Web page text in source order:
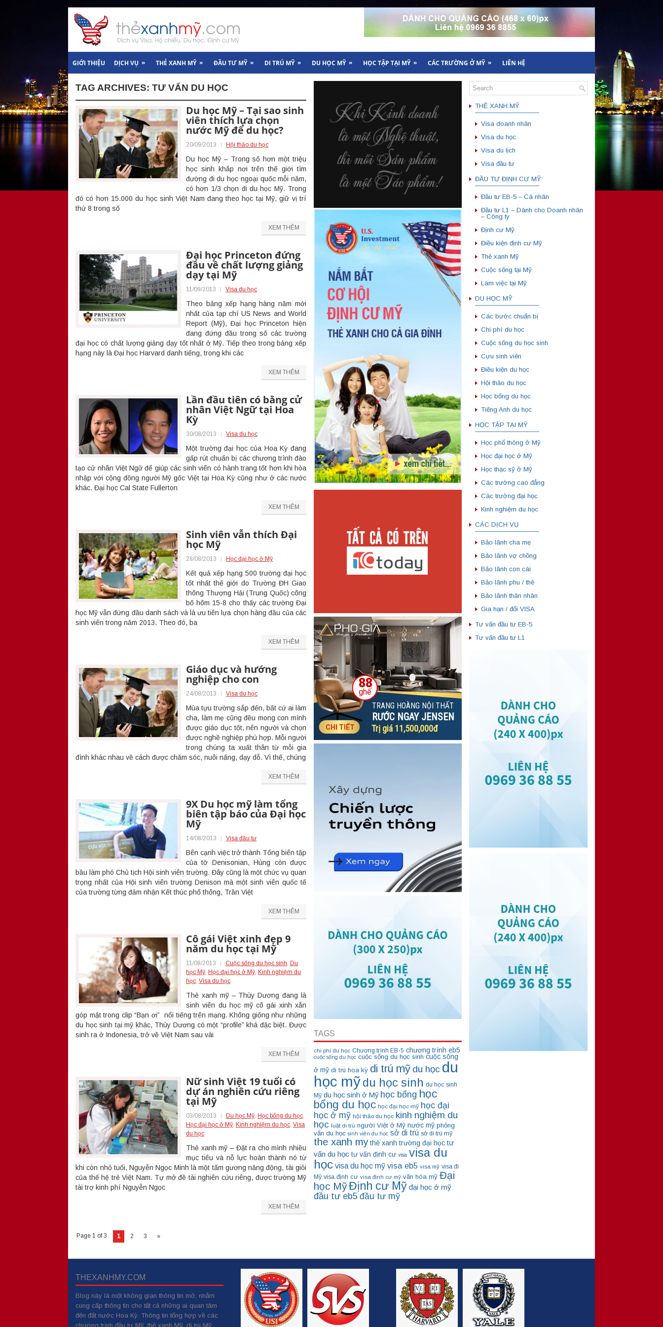
GIỚI THIỆU DỊCH VỤ » THẺ XANH MỸ » ĐẦU TƯ MỸ » DI TRÚ MỸ » DU HỌC MỸ » HỌC TẬP TẠI MỸ » CÁC TRƯỜNG Ở MỸ » LIÊN HỆ
TAG ARCHIVES: TƯ VẤN DU HỌC
Du học Mỹ – Tại sao sinh
viên thích lựa chọn
nước Mỹ để du học?
20/09/2013 Hội thảo du học
Du học Mỹ – Trong số hơn một triệu
học sinh khắp nơi trên thế giới tìm
đường đi du học ngoại quốc mỗi năm,
có hơn 1/3 chọn đi du học Mỹ. Trong
đó có hơn 15.000 du học sinh Việt Nam đang theo học tại Mỹ, giữ vị trí
thứ 8 trong số
XEM THÊM
Đại học Princeton đứng
đầu về chất lượng giảng
dạy tại Mỹ
11/09/2013 Visa du học
Theo bảng xếp hạng hàng năm mới
nhất của tạp chí US News and World
Report (Mỹ), Đại học Princeton hiện
đang đứng đầu trong số các trường
đại học có chất lượng giảng dạy tốt nhất ở Mỹ. Tiếp theo trong bảng xếp
hạng này là Đại học Harvard danh tiếng, trong khi các
XEM THÊM
Lần đầu tiên có bằng cử
nhân Việt Ngữ tại Hoa
Kỳ
30/08/2013 Visa du học
Một trường đại học của Hoa Kỳ đang
gấp rút chuẩn bị các chương trình đào
tạo cử nhân Việt Ngữ để giúp các sinh viên có hành trang tốt hơn khi hòa
nhập với cộng đồng người Mỹ gốc Việt tại Hoa Kỳ cũng như ở các nước
khác. Đại học Cal State Fullerton
XEM THÊM
Sinh viên vẫn thích Đại
học Mỹ
28/08/2013 Học đại học ở Mỹ
Kết quả xếp hạng 500 trường đại học
tốt nhất thế giới do Trường ĐH Giao
thông Thượng Hải (Trung Quốc) công
bố hôm 15-8 cho thấy các trường Đại
học Mỹ vẫn đứng đầu danh sách và là ưu tiên lựa chọn hàng đầu của các
sinh viên trong năm 2013. Theo đó, ba
XEM THÊM
Giáo dục và hướng
nghiệp cho con
24/08/2013 Visa du học
Mùa tựu trường sắp đến, bất cứ ai làm
cha, làm mẹ cũng đều mong con mình
được giáo dục tốt, nên người và chọn
được nghề nghiệp phù hợp. Mỗi người
trong chúng ta xuất thân từ mỗi gia
đình khác nhau về cách được chăm sóc, nuôi nấng, dạy dỗ. Vì thế, chúng
XEM THÊM
9X Du học mỹ làm tổng
biên tập báo của Đại học
Mỹ
14/08/2013 Visa đầu tư
Bên cạnh việc trở thành Tổng biên tập
của tờ Denisonian, Hùng còn được
bầu làm phó Chủ tịch Hội sinh viên trường. Đây cũng là một chức vụ quan
trọng nhất của Hội sinh viên trường Denison mà một sinh viên quốc tế
của trường từng đảm nhận Kết thúc phổ thông, Trần Việt
XEM THÊM
Cô gái Việt xinh đẹp 9
năm du học tại Mỹ
11/08/2013 Cuộc sống du học sinh, Du
học Mỹ, Học đại học ở Mỹ, Kinh nghiệm du
học, Visa du học
Thẻ xanh mỹ – Thùy Dương đang là
sinh viên du học mỹ cô gái xinh xắn
góp mặt trong clip “Bạn ơi” nổi tiếng trên mạng. Không giống như những
du học sinh tại mỹ khác, Thùy Dương có một “profile” khá đặc biệt. Được
sinh ra ở Indonesia, trở về Việt Nam sau vài
XEM THÊM
Nữ sinh Việt 19 tuổi có
dự án nghiên cứu riêng
tại Mỹ
03/08/2013 Du học Mỹ, Học bổng du học,
Học đại học ở Mỹ, Kinh nghiệm du học, Visa
du học
Thẻ xanh mỹ – Đặt ra cho mình nhiều
mục tiêu và nỗ lực hoàn thành nó từ
khi còn nhỏ tuổi, Nguyễn Ngọc Minh là một tấm gương năng động, tài giỏi
của thế hệ trẻ Việt Nam. Tự mở đề tài nghiên cứu riêng, được trường Mỹ
tài trợ kinh phí Nguyễn Ngọc
XEM THÊM
Page 1 of 3 1 2 3 »
TAGS
chi phí du học Chương trình EB-5 chương trình eb5
cuộc sống du học cuộc sống du học sinh cuộc sống
ở mỹ di trú hoa kỳ di trú mỹ du học du
học mỹdu học sinh du học sinh
Mỹ du học sinh ở Mỹ học bổng học
bổng du học học đại học mỹ học đại
học ở mỹ hội thảo du học kinh nghiệm du
học luật di trú người Việt ở Mỹ nước mỹ phỏng
vấn du học sinh viên du học sở di trú sở di trú mỹ
the xanh my thẻ xanh trường đại học tư
vấn du học tư vấn định cư visa visa du
học visa du học mỹ visa eb5 visa mỹ visa đi
Mỹ visa định cư visa định cư mỹ văn hóa mỹ Đại
học MỹĐịnh cư Mỹ đại học ở mỹ
đầu tư eb5 đầu tư mỹ
THẺ XANH MỸ
——————————
Visa doanh nhân
Visa du học
Visa du lịch
Visa đầu tư
ĐẦU TƯ ĐỊNH CƯ MỸ
——————————
Đầu tư EB-5 – Cá nhân
Đầu tư L1 – Dành cho Doanh nhân
– Công ty
Định cư Mỹ
Điều kiện định cư Mỹ
Thẻ xanh Mỹ
Cuộc sống tại Mỹ
Làm việc tại Mỹ
DU HỌC MỸ
——————————
Các bước chuẩn bị
Chi phí du học
Cuộc sống du học sinh
Cựu sinh viên
Điều kiện du học
Hội thảo du học
Học bổng du học
Tiếng Anh du học
HỌC TẬP TẠI MỸ
——————————
Học phổ thông ở Mỹ
Học đại học ở Mỹ
Học thạc sỹ ở Mỹ
Các trường cao đẳng
Các trường đại học
Kinh nghiệm du học
CÁC DỊCH VỤ
——————————
Bảo lãnh cha mẹ
Bảo lãnh vợ chồng
Bảo lãnh con cái
Bảo lãnh phu / thê
Bảo lãnh thân nhân
Gia hạn / đổi VISA
Tư vấn đầu tư EB-5
Tư vấn đầu tư L1
THEXANHMY.COM
Blog này là một không gian thông tin mở, nhằm
cung cấp thông tin cho tất cả những ai quan tâm
đến đất nước Hoa Kỳ. Thông tin tổng hợp về các
chương trình đầu tư Mỹ, thẻ xanh Mỹ, di trú Mỹ,